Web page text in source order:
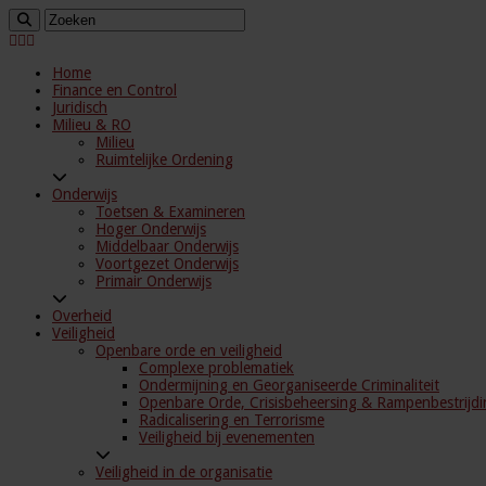
Home
Finance en Control
Juridisch
Milieu & RO
Milieu
Ruimtelijke Ordening
Onderwijs
Toetsen & Examineren
Hoger Onderwijs
Middelbaar Onderwijs
Voortgezet Onderwijs
Primair Onderwijs
Overheid
Veiligheid
Openbare orde en veiligheid
Complexe problematiek
Ondermijning en Georganiseerde Criminaliteit
Openbare Orde, Crisisbeheersing &
Radicalisering en Terrorisme
Veiligheid bij evenementen
Veiligheid in de organisatie